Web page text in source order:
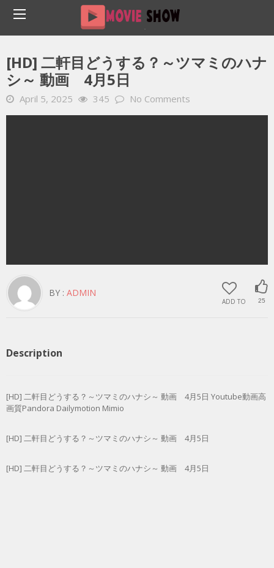
Home
YOUTUBE 動画 毎日
[HD] 二軒目どうする？～ツマミのハナシ～ 動画 4月5日
[HD] 二軒目どうする？～ツマミのハナ
シ～ 動画 4月5日
April 5, 2025 345 No Comments
ADD TO 25
BY : ADMIN
Description
[HD] 二軒目どうする？～ツマミのハナシ～ 動画 4月5日 Youtube動画高
画質Pandora Dailymotion Mimio
[HD] 二軒目どうする？～ツマミのハナシ～ 動画 4月5日
[HD] 二軒目どうする？～ツマミのハナシ～ 動画 4月5日